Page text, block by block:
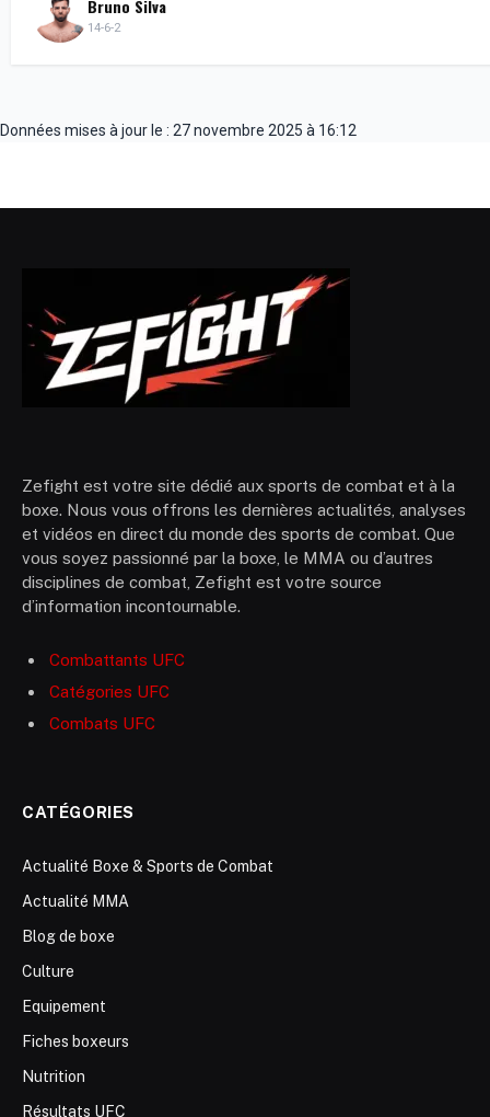
Bruno Silva
14-6-2
Données mises à jour le : 27 novembre 2025 à 16:12
Zefight est votre site dédié aux sports de combat et à la
boxe. Nous vous offrons les dernières actualités, analyses
et vidéos en direct du monde des sports de combat. Que
vous soyez passionné par la boxe, le MMA ou d’autres
disciplines de combat, Zefight est votre source
d’information incontournable.
Combattants UFC
Catégories UFC
Combats UFC
CATÉGORIES
Actualité Boxe & Sports de Combat
Actualité MMA
Blog de boxe
Culture
Equipement
Fiches boxeurs
Nutrition
Résultats UFC